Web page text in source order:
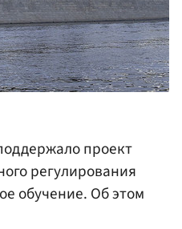
проект
регулирования
обучение. Об этом